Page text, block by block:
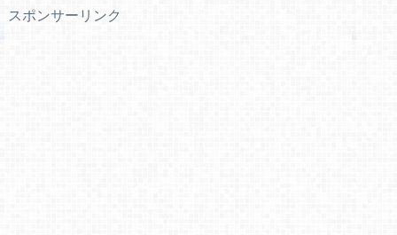
スポンサーリンク